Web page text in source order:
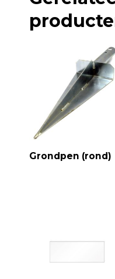
Grondpen (rond)